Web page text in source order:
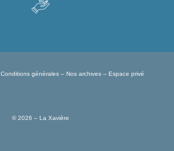
Conditions générales – Nos archives – Espace privé
© 2026 – La Xavière